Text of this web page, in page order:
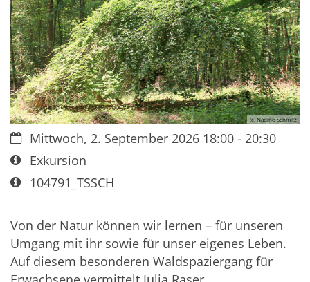
(c) Nadine Schmitz
Datum:Mittwoch, 2. September 2026 18:00 - 20:30
Art bzw. Nummer:
Exkursion
Art bzw. Nummer:
104791_TSSCH
Von der Natur können wir lernen – für unseren
Umgang mit ihr sowie für unser eigenes Leben.
Auf diesem besonderen Waldspaziergang für